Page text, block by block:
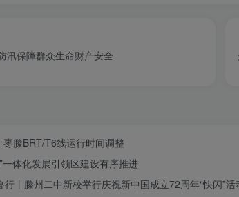
汛保障群众生命财产安全
滕BRT/T6线运行时间调整
一体化发展引领区建设有序推进
行丨滕州二中新校举行庆祝新中国成立72周年“快闪”活